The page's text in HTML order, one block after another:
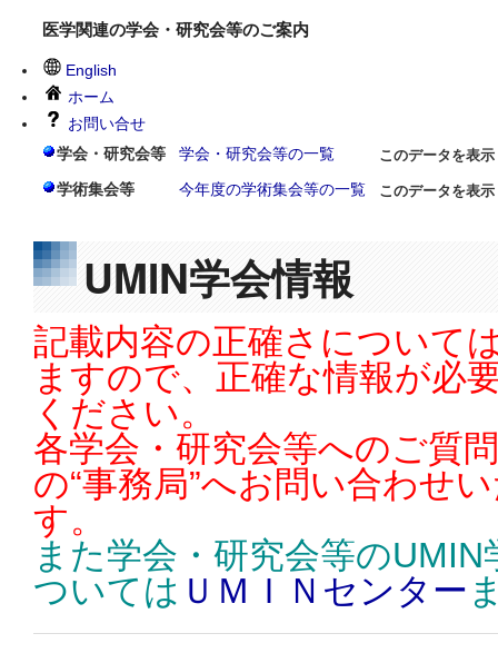
医学関連の学会・研究会等のご案内
English
ホーム
お問い合せ
学会・研究会等
学会・研究会等の一覧 このデータを表示
学術集会等 今年度の学術集会等の一覧 このデータを表示
UMIN学会情報
記載内容の正確さについて
ますので、正確な情報が必
ください。
各学会・研究会等へのご質
の“事務局”へお問い合わせ
す。
また学会・研究会等の
ついては ＵＭＩＮセンター